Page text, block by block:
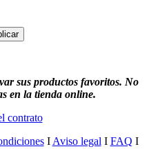
sus productos favoritos. No
en la tienda online.
contrato
I Aviso legal I FAQ I